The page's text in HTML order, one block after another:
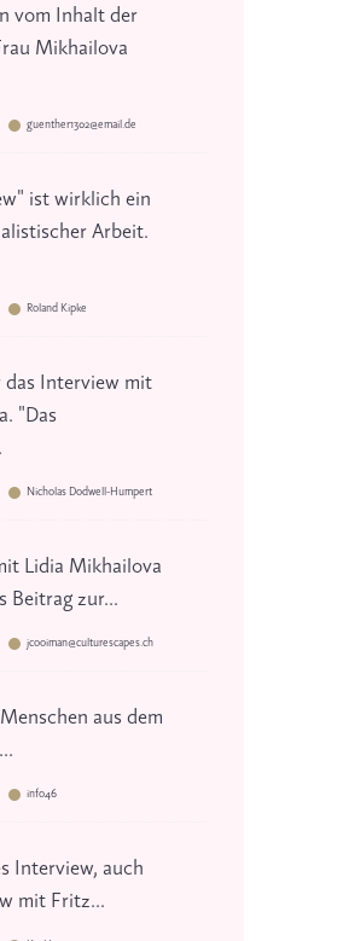
vom Inhalt der
Mikhailova
guenther1302@email.de
ist wirklich ein
Arbeit.
Roland Kipke
das Interview mit
"Das
Nicholas Dodwell-Humpert
Lidia Mikhailova
Beitrag zur...
jcooiman@culturescapes.ch
aus dem
info46
Interview, auch
mit Fritz...